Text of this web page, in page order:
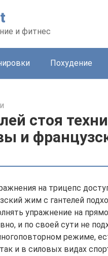
и фитнес
Похудение
стоя
и
на трицепс
жим с гантелей
упражнение на
и по своей сути не
режиме,
и в силовых видах